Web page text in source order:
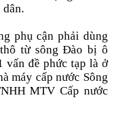
phụ cận phải dùng
từ sông Đào bị ô
vấn đề phức tạp là ở
máy cấp nước Sông
MTV Cấp nước